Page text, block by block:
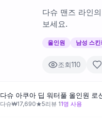
다슈 맨즈 라인
보세요.
올인원 남성 스킨
조회110
다슈 아쿠아 딥 워터풀 올인원 로
다슈₩17,690★5리뷰 11명 사용